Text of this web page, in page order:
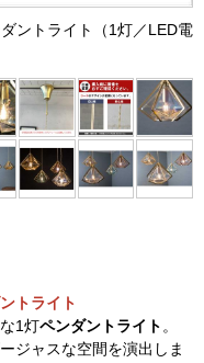
ントライト（1灯／LED電
トライト
1灯ペンダントライト。
ジャスな空間を演出しま